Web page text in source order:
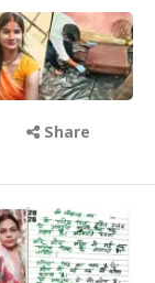
Share